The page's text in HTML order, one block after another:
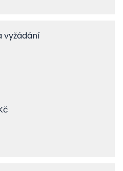
vyžádání